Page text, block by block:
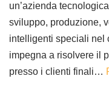
un’azienda
sviluppo, produzione,
intelligenti speciali nel
impegna a risolvere il
presso i clienti finali…